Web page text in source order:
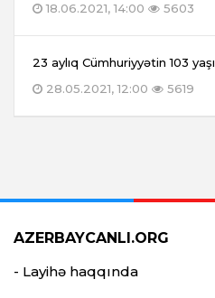
18.06.2021, 14:00
5603
23 aylıq Cümhuriyyətin 103 yaşı
28.05.2021, 12:00
5619
AZERBAYCANLI.ORG
- Layihə haqqında